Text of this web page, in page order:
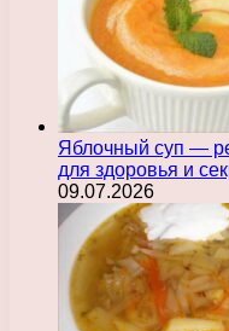
Яблочный суп —
для здоровья и
09.07.2026